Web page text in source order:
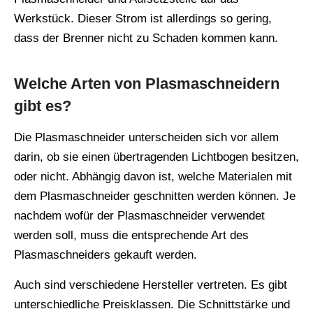
Werkstück. Dieser Strom ist allerdings so gering,
dass der Brenner nicht zu Schaden kommen kann.
Welche Arten von Plasmaschneidern
gibt es?
Die Plasmaschneider unterscheiden sich vor allem
darin, ob sie einen übertragenden Lichtbogen besitzen,
oder nicht. Abhängig davon ist, welche Materialen mit
dem Plasmaschneider geschnitten werden können. Je
nachdem wofür der Plasmaschneider verwendet
werden soll, muss die entsprechende Art des
Plasmaschneiders gekauft werden.
Auch sind verschiedene Hersteller vertreten. Es gibt
unterschiedliche Preisklassen. Die Schnittstärke und